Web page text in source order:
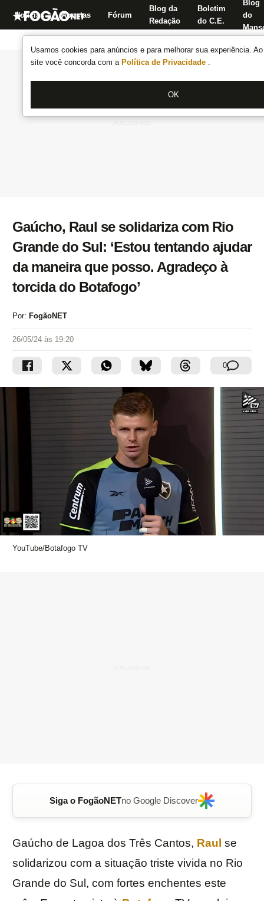
Usamos cookies para anúncios e para melhorar sua experiência.
site você concorda com a Política de Privacidade .
OK
Notícias Apostas Fórum
Blog da
Redação
Boletim
do C.E.
Blog
do
Gaúcho, Raul se solidariza com Rio
Grande do Sul: ‘Estou tentando ajudar
da maneira que posso. Agradeço à
torcida do Botafogo’
Por: FogãoNET
26/05/24 às 19:20
0
YouTube/Botafogo TV
Siga o FogãoNETno Google Discover
Gaúcho de Lagoa dos Três Cantos, Raul se
solidarizou com a situação triste vivida no Rio
Grande do Sul, com fortes enchentes este